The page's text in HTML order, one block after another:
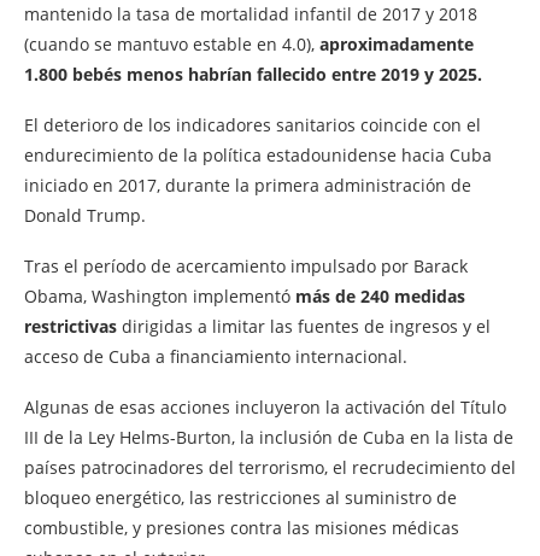
mantenido la tasa de mortalidad infantil de 2017 y 2018
(cuando se mantuvo estable en 4.0), aproximadamente
1.800 bebés menos habrían fallecido entre 2019 y 2025.
El deterioro de los indicadores sanitarios coincide con el
endurecimiento de la política estadounidense hacia Cuba
iniciado en 2017, durante la primera administración de
Donald Trump.
Tras el período de acercamiento impulsado por Barack
Obama, Washington implementó más de 240 medidas
restrictivas dirigidas a limitar las fuentes de ingresos y el
acceso de Cuba a financiamiento internacional.
Algunas de esas acciones incluyeron la activación del Título
III de la Ley Helms-Burton, la inclusión de Cuba en la lista de
países patrocinadores del terrorismo, el recrudecimiento del
bloqueo energético, las restricciones al suministro de
combustible, y presiones contra las misiones médicas